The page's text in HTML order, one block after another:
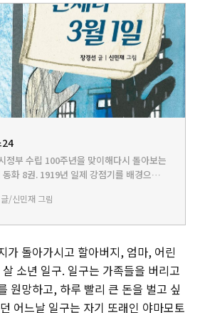
24
정부 수립 100주년을 맞이해다시 돌아보는
화 8권. 1919년 일제 강점기를 배경으로
지가 돌아가시고, 할아버지, 엄마, 어린 동
살 소년 일구. 아버지는 의병…
/신민재 그림
가 돌아가시고 할아버지, 엄마, 어린
소년 일구. 일구는 가족들을 버리고
원망하고, 하루 빨리 큰 돈을 벌고 싶
어느날 일구는 자기 또래인 야마모토